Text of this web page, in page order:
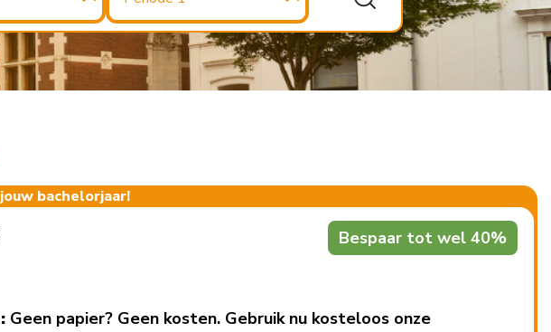
bachelorjaar!
Bespaar tot wel 40%
Geen papier? Geen kosten. Gebruik nu kosteloos onze